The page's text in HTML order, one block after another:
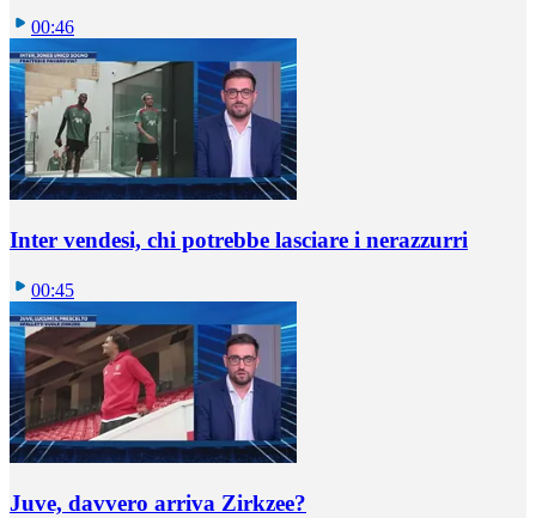
00:46
Inter vendesi, chi potrebbe lasciare i nerazzurri
00:45
Juve, davvero arriva Zirkzee?